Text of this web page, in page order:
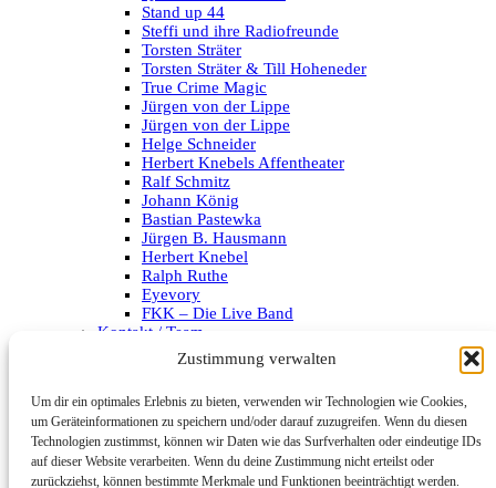
Zustimmung verwalten
Um dir ein optimales Erlebnis zu bieten, verwenden wir Technologien wie Cookies,
um Geräteinformationen zu speichern und/oder darauf zuzugreifen. Wenn du diesen
Technologien zustimmst, können wir Daten wie das Surfverhalten oder eindeutige IDs
auf dieser Website verarbeiten. Wenn du deine Zustimmung nicht erteilst oder
zurückziehst, können bestimmte Merkmale und Funktionen beeinträchtigt werden.
Stand up 44
Steffi und ihre Radiofreunde
Torsten Sträter
Torsten Sträter & Till Hoheneder
True Crime Magic
Jürgen von der Lippe
Jürgen von der Lippe
Helge Schneider
Herbert Knebels Affentheater
Ralf Schmitz
Johann König
Bastian Pastewka
Jürgen B. Hausmann
Herbert Knebel
Ralph Ruthe
Eyevory
FKK – Die Live Band
Kontakt / Team
Datenschutzerklärung
Archiv
Kategorien